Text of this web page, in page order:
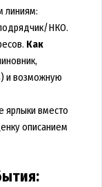
линиям:
НКО.
Как
и возможную
ярлыки вместо
описанием